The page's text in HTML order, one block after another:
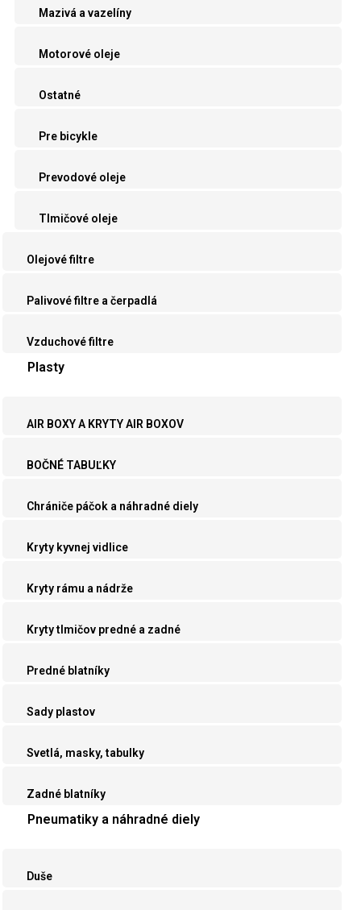
Mazivá a vazelíny
Motorové oleje
Ostatné
Pre bicykle
Prevodové oleje
Tlmičové oleje
Olejové filtre
Palivové filtre a čerpadlá
Vzduchové filtre
Plasty
AIR BOXY A KRYTY AIR BOXOV
BOČNÉ TABUĽKY
Chrániče páčok a náhradné diely
Kryty kyvnej vidlice
Kryty rámu a nádrže
Kryty tlmičov predné a zadné
Predné blatníky
Sady plastov
Svetlá, masky, tabulky
Zadné blatníky
Pneumatiky a náhradné diely
Duše